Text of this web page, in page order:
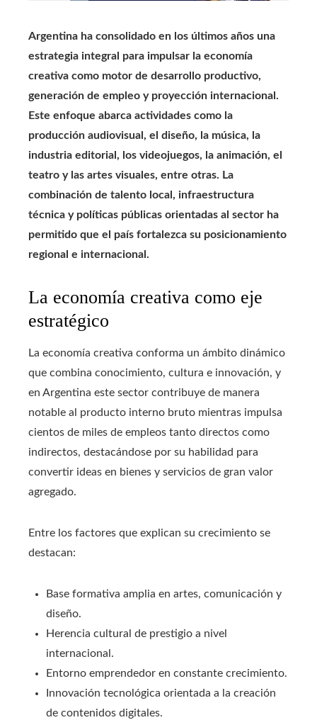
Argentina ha consolidado en los últimos años una
estrategia integral para impulsar la economía
creativa como motor de desarrollo productivo,
generación de empleo y proyección internacional.
Este enfoque abarca actividades como la
producción audiovisual, el diseño, la música, la
industria editorial, los videojuegos, la animación, el
teatro y las artes visuales, entre otras. La
combinación de talento local, infraestructura
técnica y políticas públicas orientadas al sector ha
permitido que el país fortalezca su posicionamiento
regional e internacional.
La economía creativa como eje
estratégico
La economía creativa conforma un ámbito dinámico
que combina conocimiento, cultura e innovación, y
en Argentina este sector contribuye de manera
notable al producto interno bruto mientras impulsa
cientos de miles de empleos tanto directos como
indirectos, destacándose por su habilidad para
convertir ideas en bienes y servicios de gran valor
agregado.
Entre los factores que explican su crecimiento se
destacan:
Base formativa amplia en artes, comunicación y
diseño.
Herencia cultural de prestigio a nivel
internacional.
Entorno emprendedor en constante crecimiento.
Innovación tecnológica orientada a la creación
de contenidos digitales.